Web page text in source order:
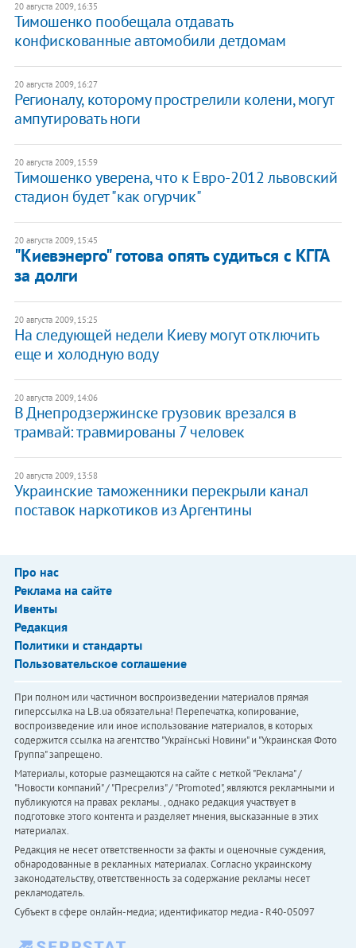
20 августа 2009, 16:35
Тимошенко пообещала отдавать
конфискованные автомобили детдомам
20 августа 2009, 16:27
Регионалу, которому прострелили колени, могут
ампутировать ноги
20 августа 2009, 15:59
Тимошенко уверена, что к Евро-2012 львовский
стадион будет "как огурчик"
20 августа 2009, 15:45
"Киевэнерго" готова опять судиться с КГГА
за долги
20 августа 2009, 15:25
На следующей недели Киеву могут отключить
еще и холодную воду
20 августа 2009, 14:06
В Днепродзержинске грузовик врезался в
трамвай: травмированы 7 человек
20 августа 2009, 13:58
Украинские таможенники перекрыли канал
поставок наркотиков из Аргентины
Про нас
Реклама на сайте
Ивенты
Редакция
Политики и стандарты
Пользовательское соглашение
При полном или частичном воспроизведении материалов прямая
гиперссылка на LB.ua обязательна! Перепечатка, копирование,
воспроизведение или иное использование материалов, в которых
содержится ссылка на агентство "Українськi Новини" и "Украинская Фото
Группа" запрещено.
Материалы, которые размещаются на сайте с меткой "Реклама" /
"Новости компаний" / "Пресрелиз" / "Promoted", являются рекламными и
публикуются на правах рекламы. , однако редакция участвует в
подготовке этого контента и разделяет мнения, высказанные в этих
материалах.
Редакция не несет ответственности за факты и оценочные суждения,
обнародованные в рекламных материалах. Согласно украинскому
законодательству, ответственность за содержание рекламы несет
рекламодатель.
Субъект в сфере онлайн-медиа; идентификатор медиа - R40-05097